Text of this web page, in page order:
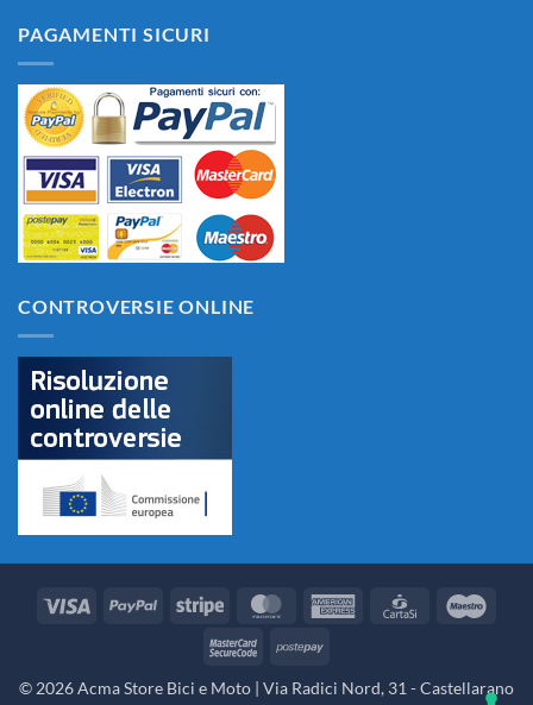
PAGAMENTI SICURI
CONTROVERSIE ONLINE
Visa PayPal Stripe MasterCardAmerican
CartaSi
MasterCardPostepay
© 2026 Acma Store Bici e Moto | Via Radici Nord, 31 - Castellarano